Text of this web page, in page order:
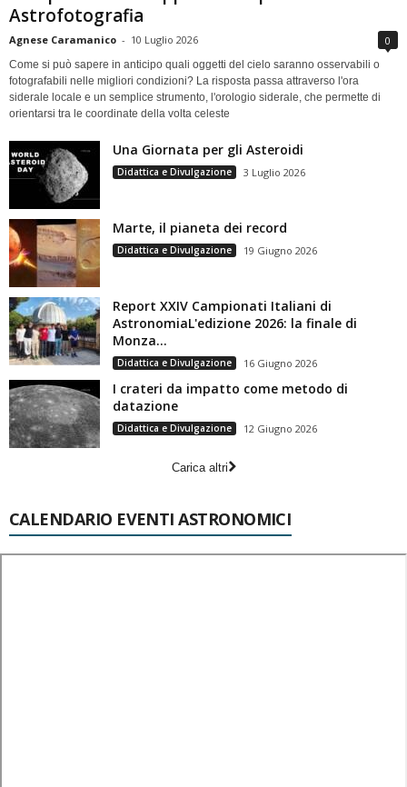
Astrofotografia
Agnese Caramanico - 10 Luglio 2026 0
Come si può sapere in anticipo quali oggetti del cielo saranno osservabili o
fotografabili nelle migliori condizioni? La risposta passa attraverso l'ora
siderale locale e un semplice strumento, l'orologio siderale, che permette di
orientarsi tra le coordinate della volta celeste
Una Giornata per gli Asteroidi
Didattica e Divulgazione 3 Luglio 2026
Marte, il pianeta dei record
Didattica e Divulgazione 19 Giugno 2026
Report XXIV Campionati Italiani di
AstronomiaL'edizione 2026: la finale di
Monza...
Didattica e Divulgazione 16 Giugno 2026
I crateri da impatto come metodo di
datazione
Didattica e Divulgazione 12 Giugno 2026
Carica altri
CALENDARIO EVENTI ASTRONOMICI